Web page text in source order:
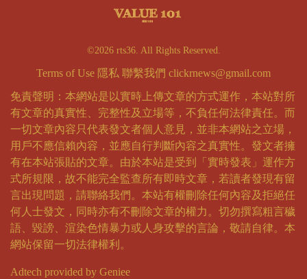
©2026 rts36. All Rights Reserved.
Terms of Use 隱私 聯繫我們 clickrnews@gmail.com
免責聲明：本網站是以實時上傳文章的方式運作，本站對所
有文章的真實性、完整性及立場等，不負任何法律責任。而
一切文章內容只代表發文者個人意見，並非本網站之立場，
用戶不應信賴內容，並應自行判斷內容之真實性。發文者擁
有在本站張貼的文章。由於本站是受到「實時發表」運作方
式所規限，故不能完全監查所有即時文章，若讀者發現有留
言出現問題，請聯絡我們。本站有權刪除任何內容及拒絕任
何人士發文，同時亦有不刪除文章的權力。切勿撰寫粗言穢
語、毀謗、渲染色情暴力或人身攻擊的言論，敬請自律。本
網站保留一切法律權利。
Adtech provided by Geniee